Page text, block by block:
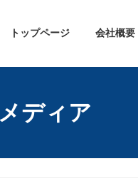
トップページ 会社概要
メディア